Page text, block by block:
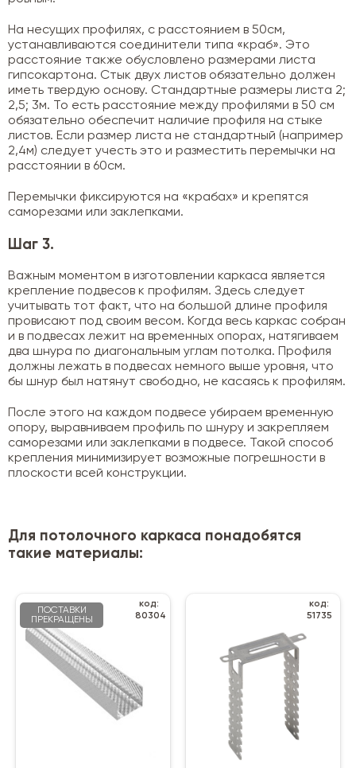
На несущих профилях, с расстоянием в 50см,
устанавливаются соединители типа «краб». Это
расстояние также обусловлено размерами листа
гипсокартона. Стык двух листов обязательно должен
иметь твердую основу. Стандартные размеры листа 2;
2,5; 3м. То есть расстояние между профилями в 50 см
обязательно обеспечит наличие профиля на стыке
листов. Если размер листа не стандартный (например
2,4м) следует учесть это и разместить перемычки на
расстоянии в 60см.
Перемычки фиксируются на «крабах» и крепятся
саморезами или заклепками.
Шаг 3.
Важным моментом в изготовлении каркаса является
крепление подвесов к профилям. Здесь следует
учитывать тот факт, что на большой длине профиля
провисают под своим весом. Когда весь каркас собран
и в подвесах лежит на временных опорах, натягиваем
два шнура по диагональным углам потолка. Профиля
должны лежать в подвесах немного выше уровня, что
бы шнур был натянут свободно, не касаясь к профилям.
После этого на каждом подвесе убираем временную
опору, выравниваем профиль по шнуру и закрепляем
саморезами или заклепками в подвесе. Такой способ
крепления минимизирует возможные погрешности в
плоскости всей конструкции.
Для потолочного каркаса понадобятся
такие материалы:
ПОСТАВКИ
ПРЕКРАЩЕНЫ
код:
80304
код:
51735